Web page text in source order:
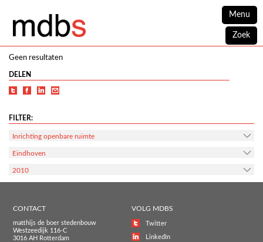
Menu
Zoek
Geen resultaten
DELEN
FILTER:
Inrichting openbare ruimte
Eindhoven
2010
CONTACT
matthijs de boer stedenbouw
Westzeedijk 116-C
3016 AH Rotterdam
VOLG MDBS
Twitter
LinkedIn